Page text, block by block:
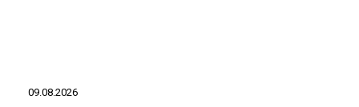
09.08.2026